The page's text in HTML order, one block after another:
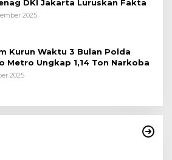
DKI Jakarta Luruskan Fakta
2025
Kurun Waktu 3 Bulan Polda
Metro Ungkap 1,14 Ton Narkoba
2025